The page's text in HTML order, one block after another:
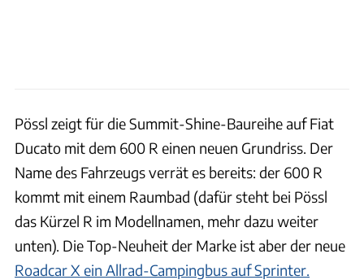
Pössl zeigt für die Summit-Shine-Baureihe auf Fiat
Ducato mit dem 600 R einen neuen Grundriss. Der
Name des Fahrzeugs verrät es bereits: der 600 R
kommt mit einem Raumbad (dafür steht bei Pössl
das Kürzel R im Modellnamen, mehr dazu weiter
unten). Die Top-Neuheit der Marke ist aber der neue
Roadcar X ein Allrad-Campingbus auf Sprinter.